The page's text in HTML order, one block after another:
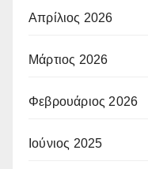
Απρίλιος 2026
Μάρτιος 2026
Φεβρουάριος 2026
Ιούνιος 2025